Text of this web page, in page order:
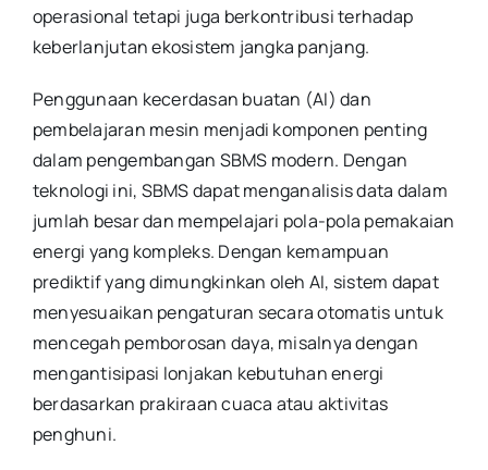
operasional tetapi juga berkontribusi terhadap
keberlanjutan ekosistem jangka panjang.
Penggunaan kecerdasan buatan (AI) dan
pembelajaran mesin menjadi komponen penting
dalam pengembangan SBMS modern. Dengan
teknologi ini, SBMS dapat menganalisis data dalam
jumlah besar dan mempelajari pola-pola pemakaian
energi yang kompleks. Dengan kemampuan
prediktif yang dimungkinkan oleh AI, sistem dapat
menyesuaikan pengaturan secara otomatis untuk
mencegah pemborosan daya, misalnya dengan
mengantisipasi lonjakan kebutuhan energi
berdasarkan prakiraan cuaca atau aktivitas
penghuni.